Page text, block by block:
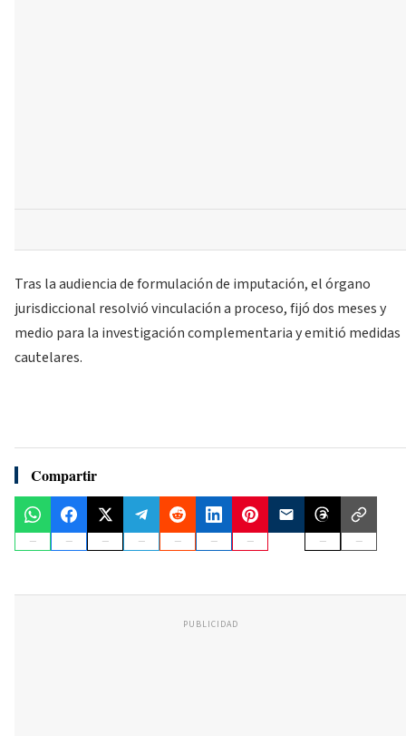
Tras la audiencia de formulación de imputación, el órgano
jurisdiccional resolvió vinculación a proceso, fijó dos meses y
medio para la investigación complementaria y emitió medidas
cautelares.
Compartir
PUBLICIDAD